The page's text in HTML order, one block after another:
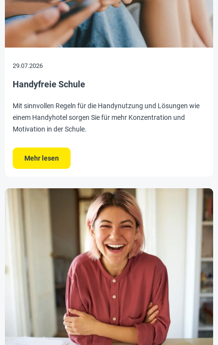
29.07.2026
Handyfreie Schule
Mit sinnvollen Regeln für die Handynutzung und Lösungen wie
einem Handyhotel sorgen Sie für mehr Konzentration und
Motivation in der Schule.